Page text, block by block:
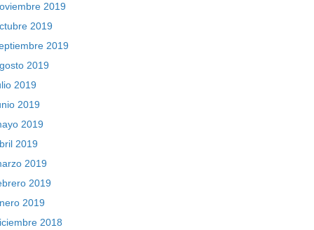
2019
2019
2019
2019
2019
2019
2019
2019
2019
2019
2019
2018